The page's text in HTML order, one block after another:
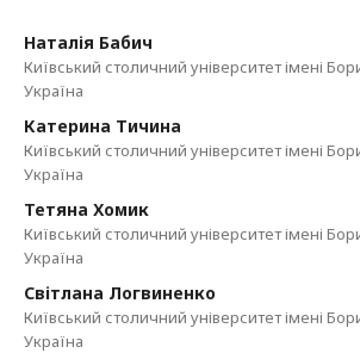
Наталія Бабич
Київський столичний університет імені
Україна
Катерина Тичина
Київський столичний університет імені
Україна
Тетяна Хомик
Київський столичний університет імені
Україна
Світлана Логвиненко
Київський столичний університет імені
Україна